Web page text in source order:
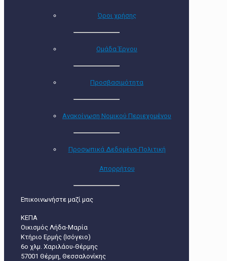
Όροι χρήσης
Ομάδα Έργου
Προσβασιμότητα
Ανακοίνωση Νομικού Περιεχομένου
Προσωπικά Δεδομένα-Πολιτική
Απορρήτου
Επικοινωνήστε μαζί μας
ΚΕΠΑ
Οικισμός Λήδα-Μαρία
Κτήριο Ερμής (Ισόγειο)
6ο χλμ. Χαριλάου-Θέρμης
57001 Θέρμη, Θεσσαλονίκης